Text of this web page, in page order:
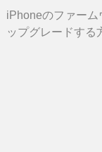
iPhoneのファーム
ップグレードする